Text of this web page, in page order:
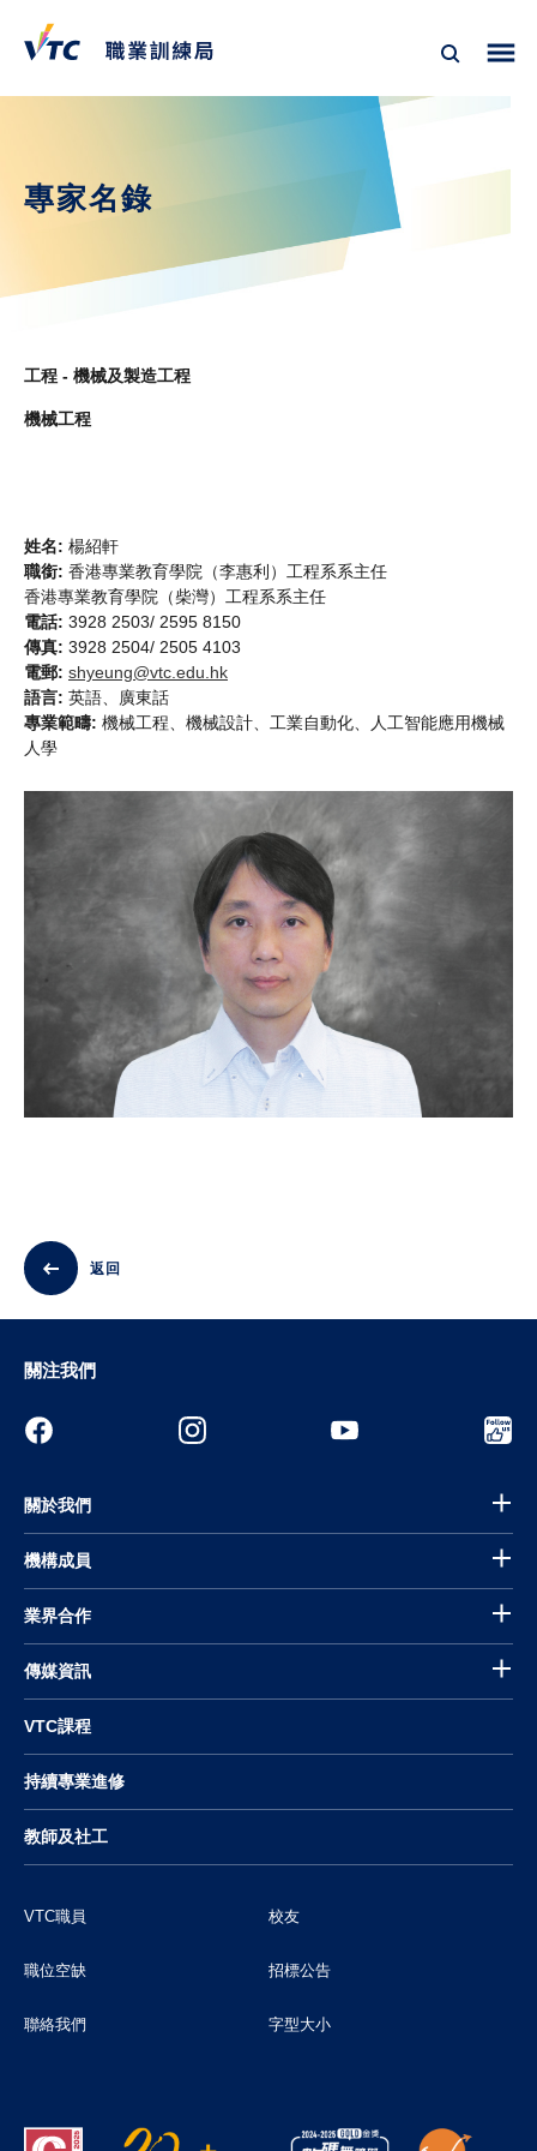
專家名錄
工程 - 機械及製造工程
機械工程
姓名: 楊紹軒
職銜: 香港專業教育學院（李惠利）工程系系主任
香港專業教育學院（柴灣）工程系系主任
電話: 3928 2503/ 2595 8150
傳真: 3928 2504/ 2505 4103
電郵: shyeung@vtc.edu.hk
語言: 英語、廣東話
專業範疇: 機械工程、機械設計、工業自動化、人工智能應用機械
人學
返回
關注我們
關於我們
機構成員
業界合作
傳媒資訊
VTC課程
持續專業進修
教師及社工
VTC職員 校友
職位空缺 招標公告
聯絡我們 字型大小